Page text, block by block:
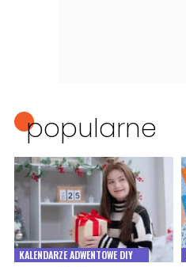
popularne
KALENDARZE ADWENTOWE DIY